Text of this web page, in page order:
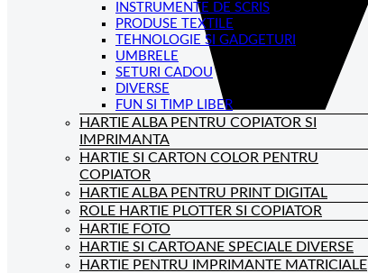
INSTRUMENTE DE SCRIS
PRODUSE TEXTILE
TEHNOLOGIE SI GADGETURI
UMBRELE
SETURI CADOU
DIVERSE
FUN SI TIMP LIBER
HARTIE ALBA PENTRU COPIATOR SI
IMPRIMANTA
HARTIE SI CARTON COLOR PENTRU
COPIATOR
HARTIE ALBA PENTRU PRINT DIGITAL
ROLE HARTIE PLOTTER SI COPIATOR
HARTIE FOTO
HARTIE SI CARTOANE SPECIALE DIVERSE
HARTIE PENTRU IMPRIMANTE MATRICIALE